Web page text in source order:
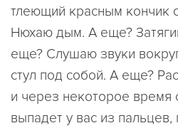
тлеющий красным кончик
Нюхаю дым. А еще?
еще? Слушаю звуки
стул под собой. А еще?
и через некоторое время
выпадет у вас из пальцев,